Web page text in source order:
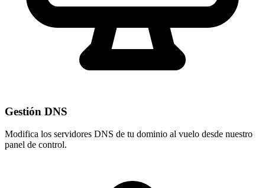
Gestión DNS
Modifica los servidores DNS de tu dominio al vuelo desde nuestro
panel de control.